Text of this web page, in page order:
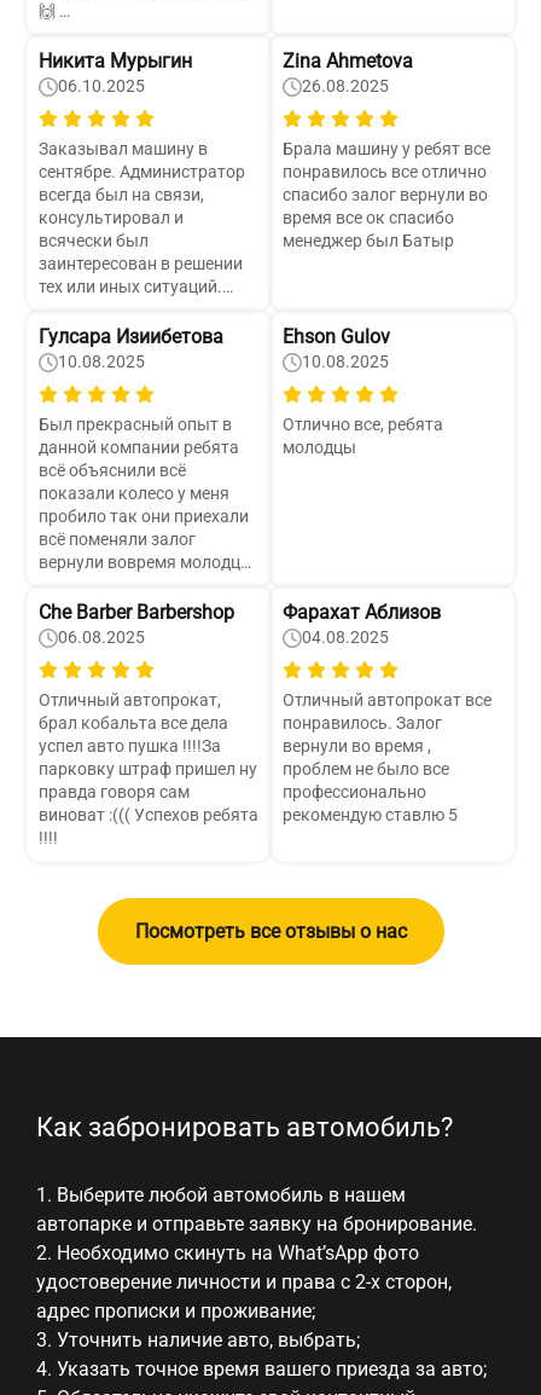
🙌 …
Никита Мурыгин
06.10.2025
Заказывал машину в
сентябре. Администратор
всегда был на связи,
консультировал и
всячески был
заинтересован в решении
тех или иных ситуаций.
При получении и сдачи
никаких проблем не было.
Машина была hyundai
creta. Очень хорошая
проходимость, самое то
для поездок за город.
Залог по истечению 10
суток после сдачи авто
вернули. Рекомендую.
Zina Ahmetova
26.08.2025
Брала машину у ребят все
понравилось все отлично
спасибо залог вернули во
время все ок спасибо
менеджер был Батыр
Гулсара Изиибетова
10.08.2025
Был прекрасный опыт в
данной компании ребята
всё объяснили всё
показали колесо у меня
пробило так они приехали
всё поменяли залог
вернули вовремя молодцы
процветания
Ehson Gulov
10.08.2025
Отлично все, ребята
молодцы
Che Barber Barbershop
06.08.2025
Отличный автопрокат,
брал кобальта все дела
успел авто пушка !!!!За
парковку штраф пришел ну
правда говоря сам
виноват :((( Успехов ребята
!!!!
Фарахат Аблизов
04.08.2025
Отличный автопрокат все
понравилось. Залог
вернули во время ,
проблем не было все
профессионально
рекомендую ставлю 5
Посмотреть все отзывы о нас
Как
автомобиль
онлайн
Как забронировать автомобиль?
Как
забронировать
автомобиль
онлайн
1. Выберите любой автомобиль в нашем
автопарке и отправьте заявку на бронирование.
2. Необходимо скинуть на What’sApp фото
удостоверение личности и права с 2-х сторон,
адрес прописки и проживание;
3. Уточнить наличие авто, выбрать;
4. Указать точное время вашего приезда за авто;